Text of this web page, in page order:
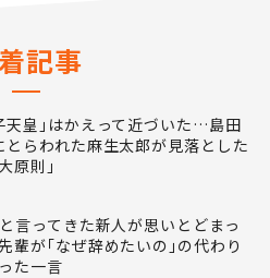
記事
天皇｣はかえって近づいた…島田
とらわれた麻生太郎が見落とした
原則｣
言ってきた新人が思いとどまっ
輩が｢なぜ辞めたいの｣の代わり
た一言